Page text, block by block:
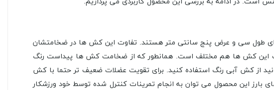
طول سی و عرض پنج سانتی متر هستند. تفاوت این کش ها در ضخامتشان
ضخامت های متفاوت مقاومت این کش ها هم مختلف است. همانطور که از ضخامت کش ها پیداست رنگ
از کش آبی رنگ استفاده کنید. برای تقویت عضلات ضعیف تر حتما با کش
بارز این محصول می توان به انجام تمرینات کنترل شده توسط خود ورزشکار